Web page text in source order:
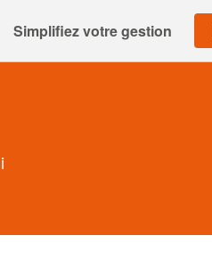
Simplifiez votre gestion